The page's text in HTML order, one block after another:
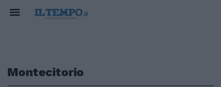
Montecitorio